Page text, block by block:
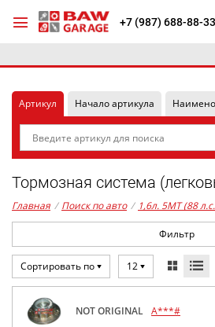
+7 (987) 688-88-33
Артикул Начало артикула
Тормозная система
Главная / Поиск по авто / 1,6л. 5MT (88
Фильтр
Сортировать по 12
NOT ORIGINAL A***#